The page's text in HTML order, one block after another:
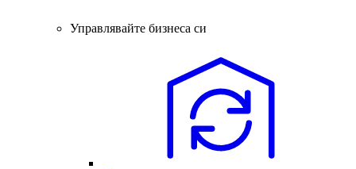
Управлявайте бизнеса си